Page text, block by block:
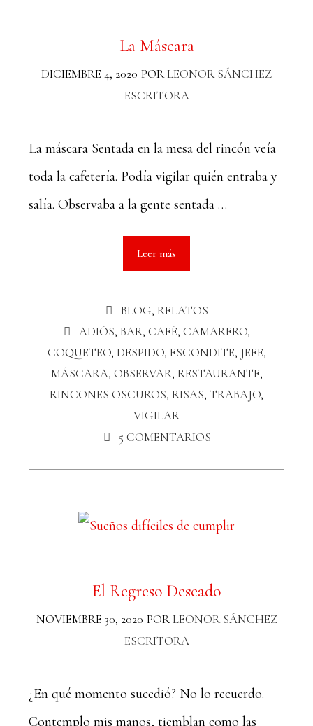
La Máscara
DICIEMBRE 4, 2020 PORLEONOR SÁNCHEZ
ESCRITORA
La máscara Sentada en la mesa del rincón veía
toda la cafetería. Podía vigilar quién entraba y
salía. Observaba a la gente sentada …
Leer más
BLOG,RELATOS
ADIÓS,BAR,CAFÉ,CAMARERO,
COQUETEO, DESPIDO, ESCONDITE, JEFE,
MÁSCARA, OBSERVAR, RESTAURANTE,
RINCONES OSCUROS, RISAS, TRABAJO,
VIGILAR
5 COMENTARIOS
El Regreso Deseado
NOVIEMBRE 30, 2020 PORLEONOR SÁNCHEZ
ESCRITORA
¿En qué momento sucedió? No lo recuerdo.
Contemplo mis manos, tiemblan como las